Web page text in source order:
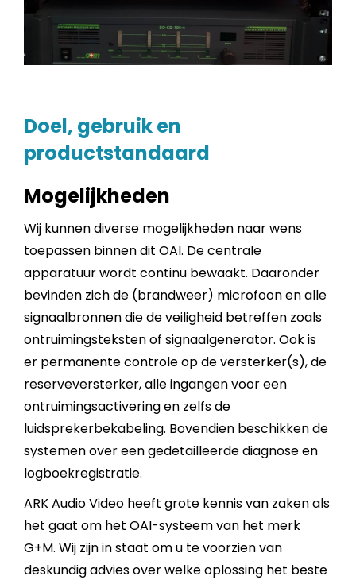
Doel, gebruik en
productstandaard
Mogelijkheden
Wij kunnen diverse mogelijkheden naar wens
toepassen binnen dit OAI. De centrale
apparatuur wordt continu bewaakt. Daaronder
bevinden zich de (brandweer) microfoon en alle
signaalbronnen die de veiligheid betreffen zoals
ontruimingsteksten of signaalgenerator. Ook is
er permanente controle op de versterker(s), de
reserveversterker, alle ingangen voor een
ontruimingsactivering en zelfs de
luidsprekerbekabeling. Bovendien beschikken de
systemen over een gedetailleerde diagnose en
logboekregistratie.
ARK Audio Video heeft grote kennis van zaken als
het gaat om het OAI-systeem van het merk
G+M. Wij zijn in staat om u te voorzien van
deskundig advies over welke oplossing het beste